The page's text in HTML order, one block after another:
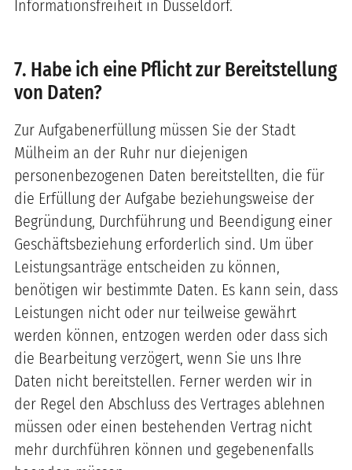
Informationsfreiheit in Düsseldorf.
7. Habe ich eine Pflicht zur Bereitstellung
von Daten?
Zur Aufgabenerfüllung müssen Sie der Stadt
Mülheim an der Ruhr nur diejenigen
personenbezogenen Daten bereitstellten, die für
die Erfüllung der Aufgabe beziehungsweise der
Begründung, Durchführung und Beendigung einer
Geschäftsbeziehung erforderlich sind. Um über
Leistungsanträge entscheiden zu können,
benötigen wir bestimmte Daten. Es kann sein, dass
Leistungen nicht oder nur teilweise gewährt
werden können, entzogen werden oder dass sich
die Bearbeitung verzögert, wenn Sie uns Ihre
Daten nicht bereitstellen. Ferner werden wir in
der Regel den Abschluss des Vertrages ablehnen
müssen oder einen bestehenden Vertrag nicht
mehr durchführen können und gegebenenfalls